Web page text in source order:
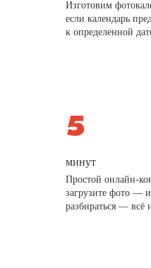
Изготовим
если календарь
к определенной
минут
Простой онлайн-
загрузите фото —
разбираться — всё